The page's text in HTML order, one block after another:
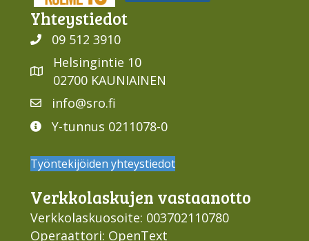
Yhteys­tiedot
09 512 3910
Helsingintie 10
02700 KAUNIAINEN
info@sro.fi
Y-tunnus 0211078-0
Työntekijöiden yhteystiedot
Verkko­laskujen vastaan­otto
Verkkolaskuosoite: 003702110780
Operaattori: OpenText